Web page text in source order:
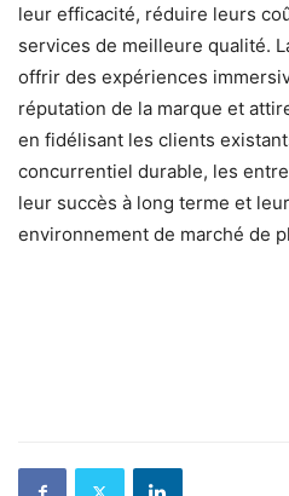
leur efficacité, réduire leurs
services de meilleure qualité.
offrir des expériences
réputation de la marque et
en fidélisant les clients
concurrentiel durable, les
leur succès à long terme et
environnement de marché de